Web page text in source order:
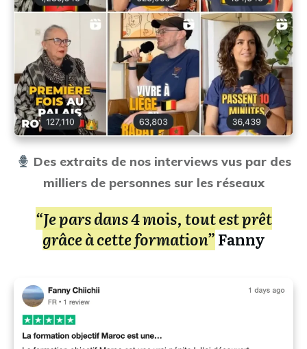
Des extraits de nos interviews vus par des
milliers de personnes sur les réseaux
“Je pars dans 4 mois, tout est prêt
grâce à cette formation”Fanny